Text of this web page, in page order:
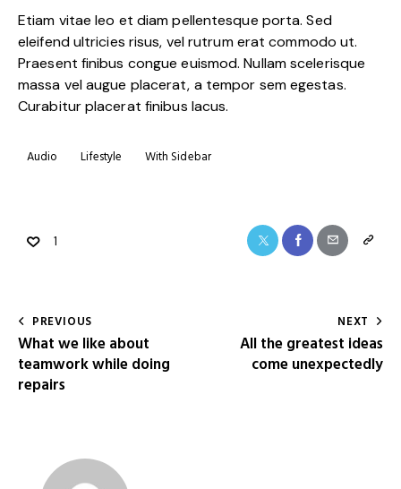
Etiam vitae leo et diam pellentesque porta. Sed
eleifend ultricies risus, vel rutrum erat commodo ut.
Praesent finibus congue euismod. Nullam scelerisque
massa vel augue placerat, a tempor sem egestas.
Curabitur placerat finibus lacus.
Audio Lifestyle With Sidebar
1
PREVIOUS
What we like about
teamwork while doing
repairs
NEXT
All the greatest ideas
come unexpectedly